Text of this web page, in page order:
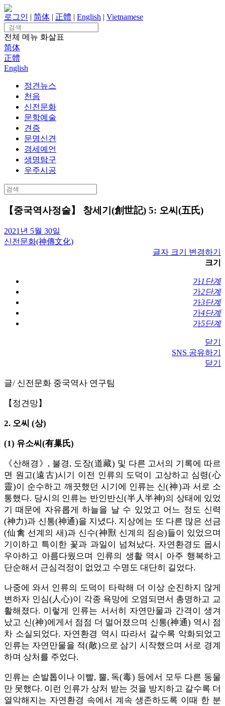
Skip
to
content
로그인 | 简体 | 正體 | English | Vietnamese
Search
for:
전체 메뉴 화살표
简体
正體
English
정견뉴스
천음
신전문화
문학예술
견증
문명신견
경세예언
생명탐구
우주시공
Search
for:
【중국역사정술】 창세기(創世記) 5: 오씨(五氏)
2021년 5월 30일
신전문화(神傳文化)
글자 크기 변경하기
크기
가1단계
가2단계
가3단계
가4단계
가5단계
닫기
SNS 공유하기
닫기
글/ 신전문화 중국역사 연구팀
【정견망】
2. 오씨 (상)
(1) 유소씨(有巢氏)
《산해경》, 불경, 도장(道藏) 및 다른 고서의 기록에 따르
면 원고(遠古)시기 이전 인류의 도덕이 고상하고 심령(心
靈)이 순수하고 깨끗했던 시기에 인류는 신(神)과 서로 소
통했다. 당시의 인류는 반인반신(半人半神)의 상태에 있었
기 때문에 자유롭게 하늘을 날 수 있었고 어느 정도 신력
(神力)과 신통(神通)을 지녔다. 지상에는 또 다른 많은 선금
(仙禽 선계의 새)과 신수(神獸 신계의 짐승)들이 있었으며
기이하고 특이한 꽃과 과일이 넘쳐났다. 자연환경도 몹시
우아하고 아름다웠으며 인류의 생활 역시 아주 행복하고
단순해서 근심걱정이 없었고 수명도 대단히 길었다.
나중에 와서 인류의 도덕이 타락해 더 이상 순진하지 않게
변하자 인심(人心)이 각종 욕망에 오염되면서 총명하고 교
활해졌다. 이렇게 인류는 서서히 자연만물과 간격이 생겨
났고 신(神)에게서 점점 더 멀어졌으며 신통(神通) 역시 점
차 소실되었다. 자연환경 역시 따라서 갈수록 악화되었고
인류는 자연만물을 적(敵)으로 삼기 시작했으며 서로 경계
하며 상처를 주었다.
인류는 손발톱이나 이빨, 뿔, 독(毒) 등에서 모두 다른 동물
만 못했다. 이런 인류가 상처 받는 것을 방지하고 갈수록 더
열악해지는 자연환경 속에서 계속 생존하도록 이때 한 분